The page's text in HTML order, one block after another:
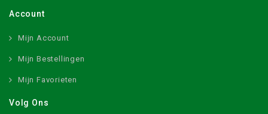
Account
Mijn Account
Mijn Bestellingen
Mijn Favorieten
Volg Ons